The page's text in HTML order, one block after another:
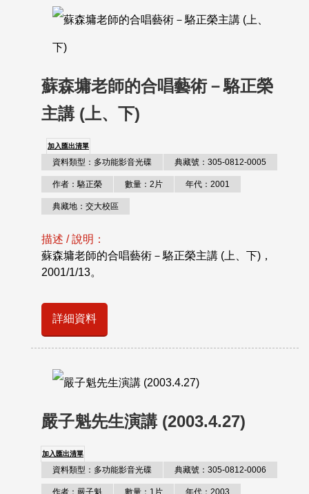
蘇森墉老師的合唱藝術－駱正榮
主講 (上、下)
加入匯出清單
資料類型：多功能影音光碟 典藏號：305-0812-0005
作者：駱正榮 數量：2片 年代：2001
典藏地：交大校區
描述 / 說明：
蘇森墉老師的合唱藝術－駱正榮主講 (上、下)，
2001/1/13。
詳細資料
嚴子魁先生演講 (2003.4.27)
加入匯出清單
資料類型：多功能影音光碟 典藏號：305-0812-0006
作者：嚴子魁 數量：1片 年代：2003